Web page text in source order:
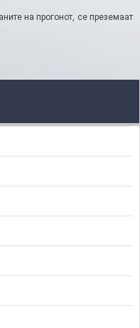
на прогонот, се преземаат